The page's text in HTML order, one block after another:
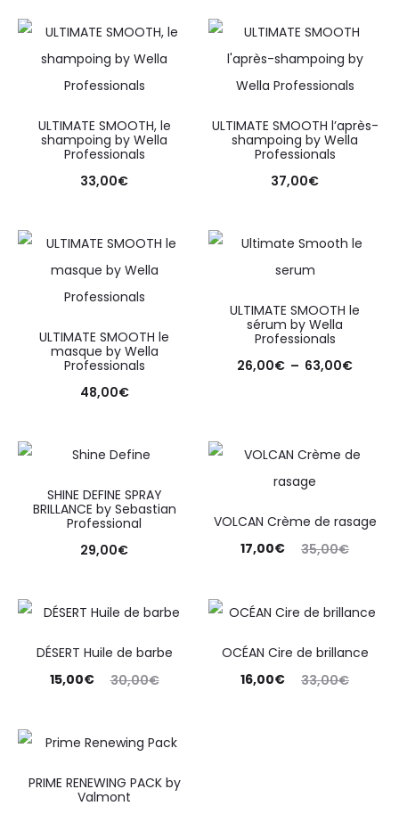
ULTIMATE SMOOTH, le
shampoing by Wella
Professionals
33,00€
ULTIMATE SMOOTH l’après-
shampoing by Wella
Professionals
37,00€
ULTIMATE SMOOTH le
masque by Wella
Professionals
48,00€
ULTIMATE SMOOTH le
sérum by Wella
Professionals
26,00€ – 63,00€
SHINE DEFINE SPRAY
BRILLANCE by Sebastian
Professional
29,00€
VOLCAN Crème de rasage
35,00€
17,00€
DÉSERT Huile de barbe
30,00€
15,00€
OCÉAN Cire de brillance
33,00€
16,00€
PRIME RENEWING PACK by
Valmont